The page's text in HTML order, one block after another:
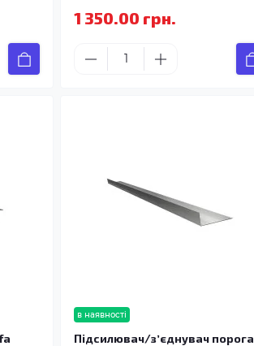
1 350.00 грн.
в наявності
Підсилювач/зʼєднувач порога